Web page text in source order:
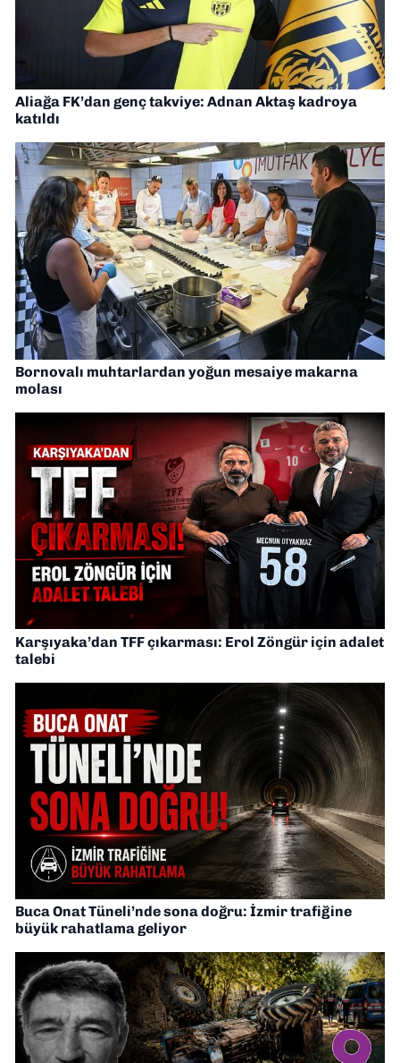
Aliağa FK’dan genç takviye: Adnan Aktaş kadroya
katıldı
Bornovalı muhtarlardan yoğun mesaiye makarna
molası
Karşıyaka’dan TFF çıkarması: Erol Zöngür için adalet
talebi
Buca Onat Tüneli’nde sona doğru: İzmir trafiğine
büyük rahatlama geliyor